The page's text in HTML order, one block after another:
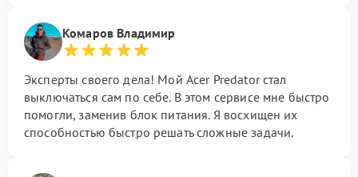
Комаров Владимир
Эксперты своего дела! Мой Acer Predator стал
выключаться сам по себе. В этом сервисе мне быстро
помогли, заменив блок питания. Я восхищен их
способностью быстро решать сложные задачи.